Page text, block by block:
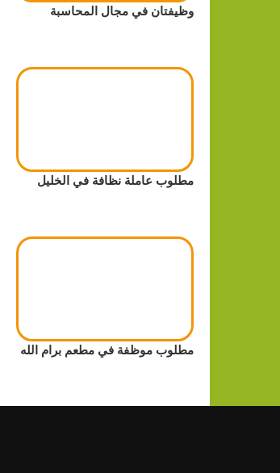
وظيفتان في مجال المحاسبة
مطلوب عاملة نظافة في الخليل
مطلوب موظفة في مطعم برام الله